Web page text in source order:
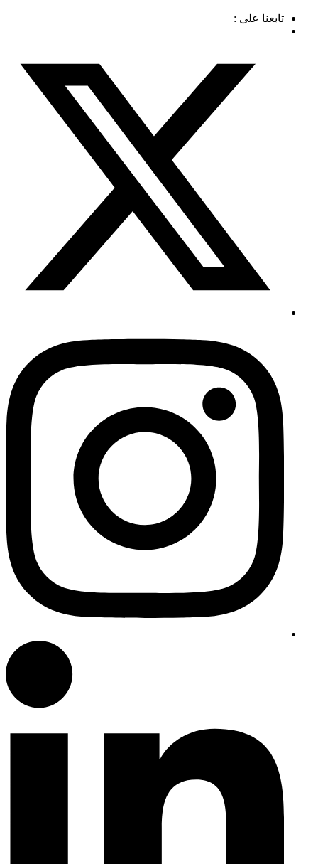
Skip
تابعنا على :